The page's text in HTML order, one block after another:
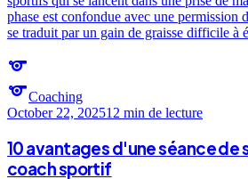
phase est confondue avec une permission
se traduit par un gain de graisse difficile à
sports
sportsCoaching
October 22, 202512 min de lecture
10 avantages d'une séance de
coach sportif